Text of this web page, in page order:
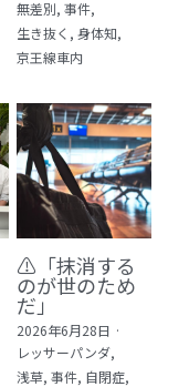
い合わせ）
23冊
29冊
20冊
無差別, 事件,
生き抜く, 身体知,
京王線車内
⚠️「抹消する
のが世のため
だ」​
2026年6月28日 ·
レッサーパンダ,
浅草, 事件, 自閉症,